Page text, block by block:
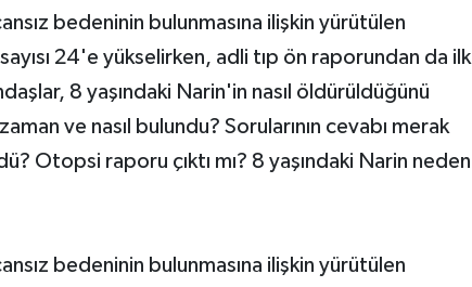
bedeninin bulunmasına ilişkin yürütülen
24'e yükselirken, adli tıp ön raporundan da ilk
8 yaşındaki Narin'in nasıl öldürüldüğünü
ve nasıl bulundu? Sorularının cevabı merak
Otopsi raporu çıktı mı? 8 yaşındaki Narin neden
bedeninin bulunmasına ilişkin yürütülen